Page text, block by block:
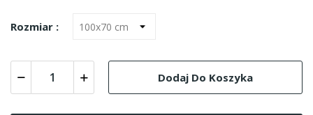
Rozmiar :
Dodaj Do Koszyka